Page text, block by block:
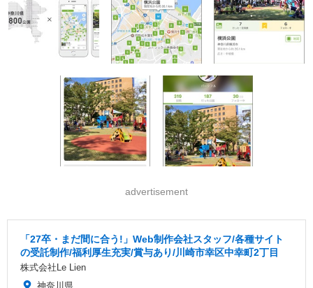
advertisement
「27卒・まだ間に合う!」Web制作会社スタッフ/各種サイト
の受託制作/福利厚生充実/賞与あり/川崎市幸区中幸町2丁目
株式会社Le Lien
神奈川県